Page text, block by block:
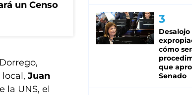
un Censo
Juan
la UNS, el
cómo
que
Senado